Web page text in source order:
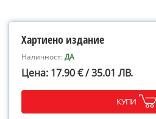
Хартиено издание
Наличност:ДА
Цена: 17.90 € / 35.01 ЛВ.
КУПИ